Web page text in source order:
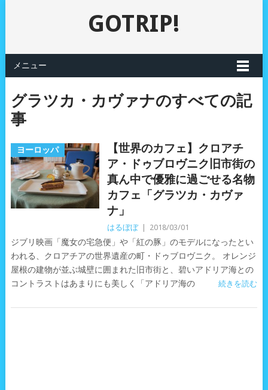
GOTRIP!
メニュー
グラツカ・カヴァナのすべての記
事
ヨーロッパ
【世界のカフェ】クロアチ
ア・ドゥブロヴニク旧市街の
真ん中で優雅に過ごせる名物
カフェ「グラツカ・カヴァ
ナ」
はるぼぼ 2018/03/01
ジブリ映画「魔女の宅急便」や「紅の豚」のモデルになったとい
われる、クロアチアの世界遺産の町・ドゥブロヴニク。 オレンジ
屋根の建物が並ぶ城壁に囲まれた旧市街と、碧いアドリア海との
コントラストはあまりにも美しく「アドリア海の
続きを読む